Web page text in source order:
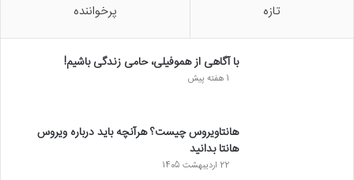
تازه پرخواننده
با آگاهی از هموفیلی، حامی زندگی باشیم!
1 هفته پیش
هانتاویروس چیست؟ هرآنچه باید درباره ویروس
هانتا بدانید
22 اردیبهشت 1405